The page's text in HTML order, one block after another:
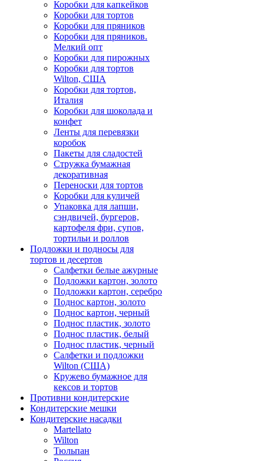
Коробки для капкейков
Коробки для тортов
Коробки для пряников
Коробки для пряников.
Мелкий опт
Коробки для пирожных
Коробки для тортов
Wilton, США
Коробки для тортов,
Италия
Коробки для шоколада и
конфет
Ленты для перевязки
коробок
Пакеты для сладостей
Стружка бумажная
декоративная
Переноски для тортов
Коробки для куличей
Упаковка для лапши,
сэндвичей, бургеров,
картофеля фри, супов,
тортильи и роллов
Подложки и подносы для
тортов и десертов
Салфетки белые ажурные
Подложки картон, золото
Подложки картон, серебро
Поднос картон, золото
Поднос картон, черный
Поднос пластик, золото
Поднос пластик, белый
Поднос пластик, черный
Салфетки и подложки
Wilton (США)
Кружево бумажное для
кексов и тортов
Противни кондитерские
Кондитерские мешки
Кондитерские насадки
Martellato
Wilton
Тюльпан